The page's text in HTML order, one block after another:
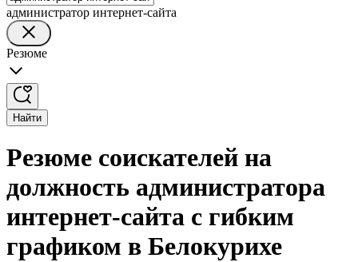
администратор интернет-сайта
Резюме
Найти
Резюме соискателей на
должность администратора
интернет-сайта с гибким
графиком в Белокурихе